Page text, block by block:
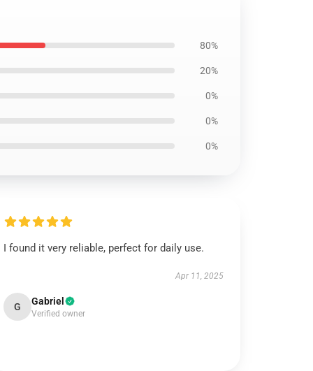
80%
20%
0%
0%
0%
I found it very reliable, perfect for daily use.
Apr 11, 2025
G Gabriel
Verified owner